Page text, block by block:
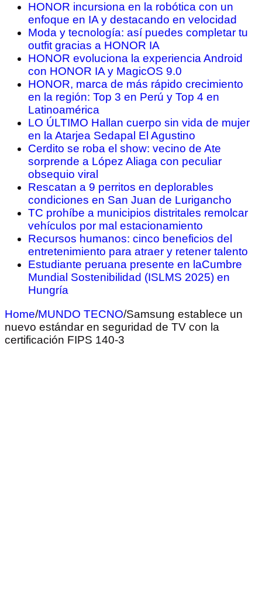
HONOR incursiona en la robótica con un
enfoque en IA y destacando en velocidad
Moda y tecnología: así puedes completar tu
outfit gracias a HONOR IA
HONOR evoluciona la experiencia Android
con HONOR IA y MagicOS 9.0
HONOR, marca de más rápido crecimiento
en la región: Top 3 en Perú y Top 4 en
Latinoamérica
LO ÚLTIMO Hallan cuerpo sin vida de mujer
en la Atarjea Sedapal El Agustino
Cerdito se roba el show: vecino de Ate
sorprende a López Aliaga con peculiar
obsequio viral
Rescatan a 9 perritos en deplorables
condiciones en San Juan de Lurigancho
TC prohíbe a municipios distritales remolcar
vehículos por mal estacionamiento
Recursos humanos: cinco beneficios del
entretenimiento para atraer y retener talento
Estudiante peruana presente en laCumbre
Mundial Sostenibilidad (ISLMS 2025) en
Hungría
Home/MUNDO TECNO/Samsung establece un
nuevo estándar en seguridad de TV con la
certificación FIPS 140-3